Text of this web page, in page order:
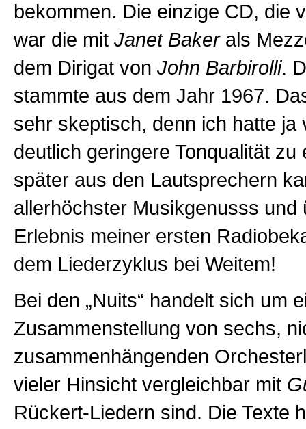
bekommen. Die einzige CD, die
war die mit Janet Bakerals
dem Dirigat von John Barbirolli.
stammte aus dem Jahr 1967.
sehr skeptisch, denn ich hatte ja
deutlich geringere Tonqualität zu
später aus den Lautsprechern
allerhöchster Musikgenusss und
Erlebnis meiner ersten
dem Liederzyklus bei Weitem!
Bei den „Nuits“ handelt sich um
Zusammenstellung von sechs,
zusammenhängenden
vieler Hinsicht vergleichbar mit
Rückert-Liedern sind. Die Texte